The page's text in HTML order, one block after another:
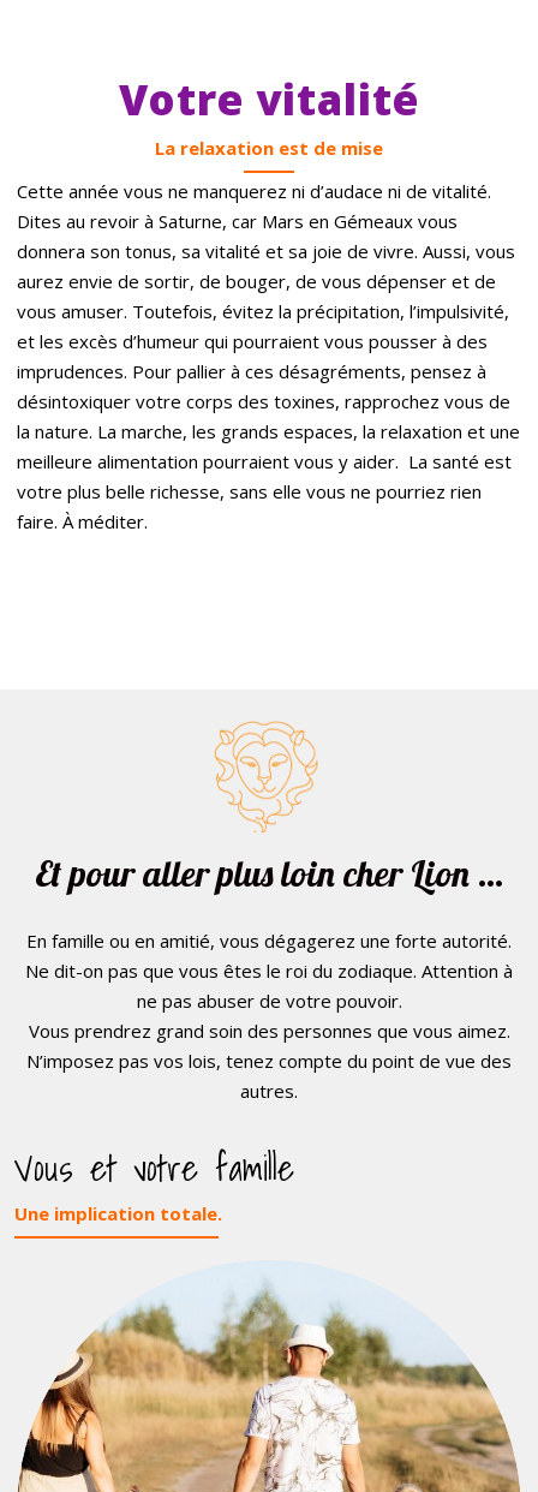
Votre vitalité
La relaxation est de mise
Cette année vous ne manquerez ni d’audace ni de vitalité.
Dites au revoir à Saturne, car Mars en Gémeaux vous
donnera son tonus, sa vitalité et sa joie de vivre. Aussi, vous
aurez envie de sortir, de bouger, de vous dépenser et de
vous amuser. Toutefois, évitez la précipitation, l’impulsivité,
et les excès d’humeur qui pourraient vous pousser à des
imprudences. Pour pallier à ces désagréments, pensez à
désintoxiquer votre corps des toxines, rapprochez vous de
la nature. La marche, les grands espaces, la relaxation et une
meilleure alimentation pourraient vous y aider. La santé est
votre plus belle richesse, sans elle vous ne pourriez rien
faire. À méditer.
Et pour aller plus loin cher Lion …
En famille ou en amitié, vous dégagerez une forte autorité.
Ne dit-on pas que vous êtes le roi du zodiaque. Attention à
ne pas abuser de votre pouvoir.
Vous prendrez grand soin des personnes que vous aimez.
N’imposez pas vos lois, tenez compte du point de vue des
autres.
Vous et votre famille
Une implication totale.